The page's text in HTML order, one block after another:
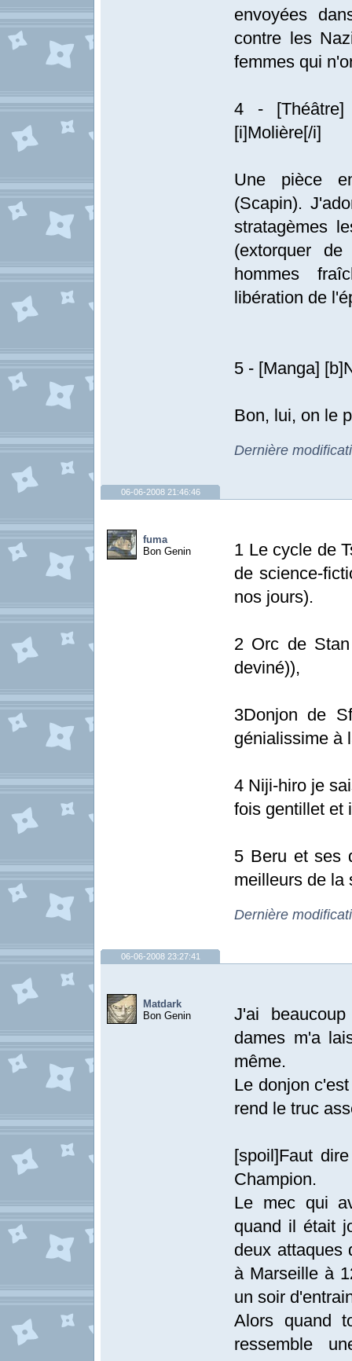
envoyées
contre les
femmes qui
4 - [Théâtre]
[i]Molière[/i]
Une pièce
(Scapin).
stratagèmes
(extorquer
hommes
libération de
5 - [Manga]
Bon, lui, on le
Dernière
06-06-2008 21:46:46
fuma
Bon Genin
1 Le cycle de
de science-
nos jours).
2 Orc de
deviné)),
3Donjon de
génialissime à
4 Niji-hiro je
fois gentillet et
5 Beru et ses
meilleurs de la
Dernière
06-06-2008 23:27:41
Matdark
Bon Genin
J'ai
dames m'a
même.
Le donjon
rend le truc
[spoil]Faut
Champion.
Le mec qui
quand il était
deux attaques
à Marseille à
un soir
Alors quand
ressemble